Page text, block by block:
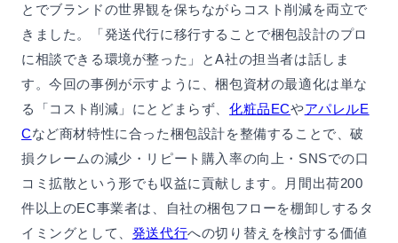
とでブランドの世界観を保ちながらコスト削減を両立で
きました。「発送代行に移行することで梱包設計のプロ
に相談できる環境が整った」とA社の担当者は話しま
す。今回の事例が示すように、梱包資材の最適化は単な
る「コスト削減」にとどまらず、 化粧品ECやアパレルE
Cなど商材特性に合った梱包設計を整備することで、破
損クレームの減少・リピート購入率の向上・SNSでの口
コミ拡散という形でも収益に貢献します。月間出荷200
件以上のEC事業者は、自社の梱包フローを棚卸しするタ
イミングとして、 発送代行への切り替えを検討する価値